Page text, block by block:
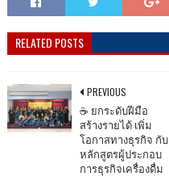
RELATED POSTS
PREVIOUS
☕ ยกระดับฝีมือ
สร้างรายได้ เพิ่ม
โอกาสทางธุรกิจ กับ
หลักสูตรผู้ประกอบ
การธุรกิจเครื่องดื่ม